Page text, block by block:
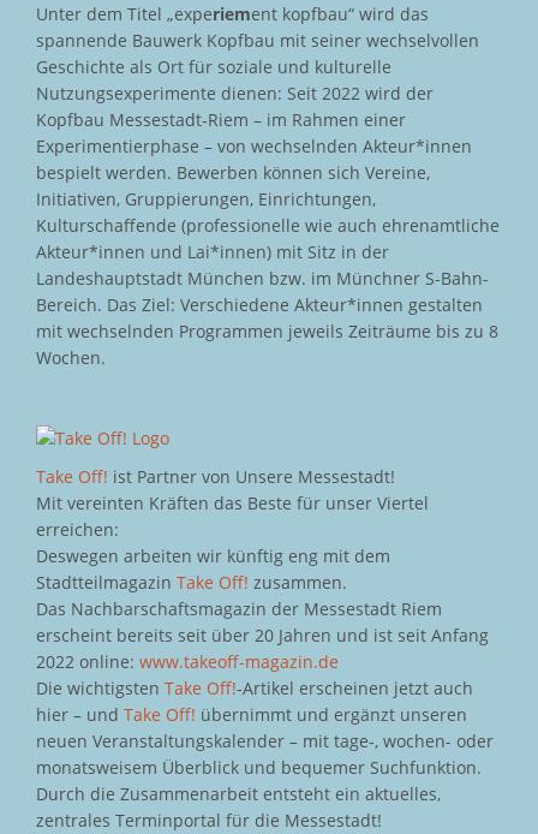
Unter dem Titel „experiement kopfbau“ wird das
spannende Bauwerk Kopfbau mit seiner wechselvollen
Geschichte als Ort für soziale und kulturelle
Nutzungsexperimente dienen: Seit 2022 wird der
Kopfbau Messestadt-Riem – im Rahmen einer
Experimentierphase – von wechselnden Akteur*innen
bespielt werden. Bewerben können sich Vereine,
Initiativen, Gruppierungen, Einrichtungen,
Kulturschaffende (professionelle wie auch ehrenamtliche
Akteur*innen und Lai*innen) mit Sitz in der
Landeshauptstadt München bzw. im Münchner S-Bahn-
Bereich. Das Ziel: Verschiedene Akteur*innen gestalten
mit wechselnden Programmen jeweils Zeiträume bis zu 8
Wochen.
Take Off! ist Partner von Unsere Messestadt!
Mit vereinten Kräften das Beste für unser Viertel
erreichen:
Deswegen arbeiten wir künftig eng mit dem
Stadtteilmagazin Take Off! zusammen.
Das Nachbarschaftsmagazin der Messestadt Riem
erscheint bereits seit über 20 Jahren und ist seit Anfang
2022 online: www.takeoff-magazin.de
Die wichtigsten Take Off!-Artikel erscheinen jetzt auch
hier – und Take Off! übernimmt und ergänzt unseren
neuen Veranstaltungskalender – mit tage-, wochen- oder
monatsweisem Überblick und bequemer Suchfunktion.
Durch die Zusammenarbeit entsteht ein aktuelles,
zentrales Terminportal für die Messestadt!